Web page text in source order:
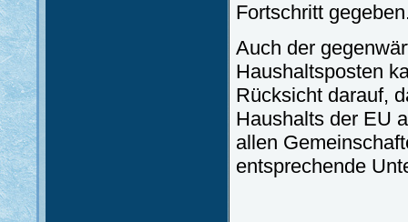
Fortschritt
Auch der
Haushaltsposten
Rücksicht darauf,
Haushalts der EU
allen
entsprechende